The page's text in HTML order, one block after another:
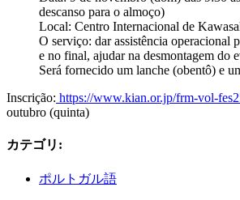
descanso para o almoço)
Local: Centro Internacional de
O serviço: dar assistência operacional
e no final, ajudar na desmontagem do
Será fornecido um lanche (obentô) e
Inscrição: https://www.kian.or.jp/frm-vol-
outubro (quinta)
カテゴリ :
ポルトガル語